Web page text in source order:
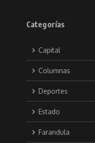
Categorías
Capital
Columnas
Deportes
Estado
Farandula